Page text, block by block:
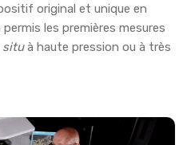
original et unique en
permis les premières mesures
situà haute pression ou à très